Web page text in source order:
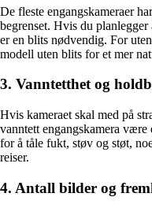
De fleste engangskameraer
begrenset. Hvis du
er en blits nødvendig. For
modell uten blits for et mer
3. Vanntetthet og
Hvis kameraet skal med på
vanntett engangskamera
for å tåle fukt, støv og støt,
reiser.
4. Antall bilder og